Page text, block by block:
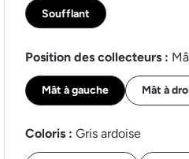
Soufflant
Position des collecteurs :
Mât à gauche Mât à
Coloris : Gris ardoise